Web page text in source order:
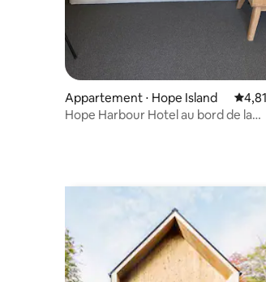
Appartement ⋅ Hope Island
Hope Harbour Hotel au bord de la